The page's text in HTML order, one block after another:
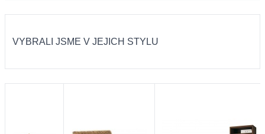
VYBRALI JSME V JEJICH STYLU